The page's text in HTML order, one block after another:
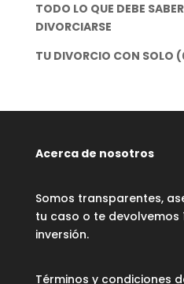
TODO LO QUE DEBE
DIVORCIARSE
TU DIVORCIO CON SOLO
Acerca de nosotros
Somos transparentes,
tu caso o te
inversión.
Términos y condiciones